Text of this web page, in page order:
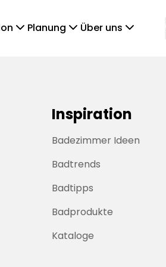
chevronDown Planung chevronDown Über uns chevronDown
Inspiration
Badezimmer Ideen
Badtrends
Badtipps
Badprodukte
Kataloge